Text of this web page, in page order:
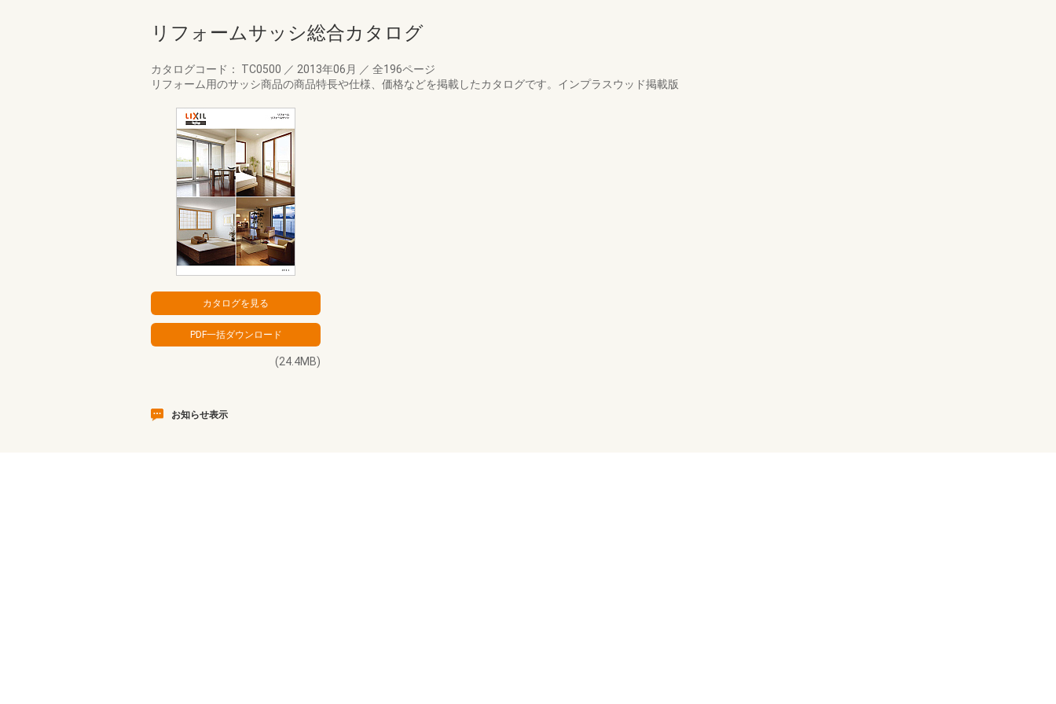
リフォームサッシ総合カタログ
カタログコード： TC0500 ／ 2013年06月 ／ 全196ページ
リフォーム用のサッシ商品の商品特長や仕様、価格などを掲載したカタログです。インプラスウッド掲載版
(24.4MB)
お知らせ表示